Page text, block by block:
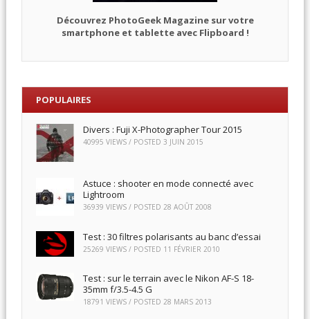
Découvrez PhotoGeek Magazine sur votre
smartphone et tablette avec Flipboard !
POPULAIRES
Divers : Fuji X-Photographer Tour 2015
40995 VIEWS / POSTED 3 JUIN 2015
Astuce : shooter en mode connecté avec
Lightroom
36939 VIEWS / POSTED 28 AOÛT 2008
Test : 30 filtres polarisants au banc d’essai
25269 VIEWS / POSTED 11 FÉVRIER 2010
Test : sur le terrain avec le Nikon AF-S 18-
35mm f/3.5-4.5 G
18791 VIEWS / POSTED 28 MARS 2013